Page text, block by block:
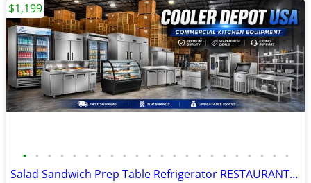
• • • • • • • • • • • • • • • • • • • • • •
Salad Sandwich Prep Table Refrigerator RESTAURANT EQUIPMENT
$1,199